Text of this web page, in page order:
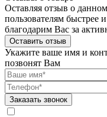
Оставляя отзыв о
пользователям быстрее
благодарим Вас за
Оставить отзыв
Укажите ваше имя и
позвонят Вам
Заказать звонок